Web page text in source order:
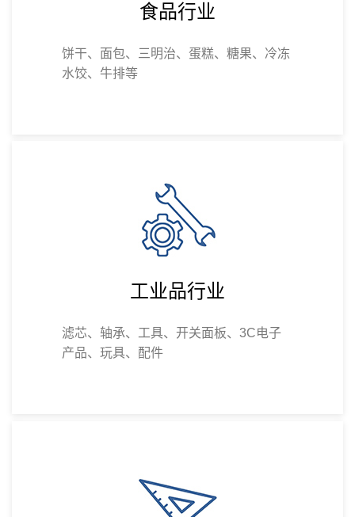
食品行业
饼干、面包、三明治、蛋糕、糖果、冷冻
水饺、牛排等
工业品行业
滤芯、轴承、工具、开关面板、3C电子
产品、玩具、配件